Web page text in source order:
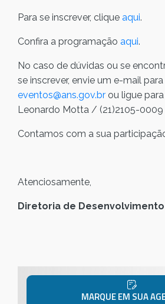
Para se inscrever, clique aqui.
Confira a programação aqui.
No caso de dúvidas ou se
se inscrever, envie um e-mail para
eventos@ans.gov.br ou ligue
Leonardo Motta / (21)2105-0009
Contamos com a sua
Atenciosamente,
Diretoria de Desenvolvimento
MARQUE EM SUA